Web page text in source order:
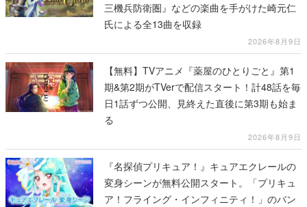
三機兵防衛圏』などの楽曲を手がけた崎元仁
氏による全13曲を収録
2026年8月9日
【無料】TVアニメ『薬屋のひとりごと』第1
期&第2期がTVerで配信スタート！計48話を毎
日1話ずつ公開、見終えた直後に第3期も始ま
る
2026年8月9日
『名探偵プリキュア！』キュアエクレールの
変身シーンが無料公開スタート。「プリキュ
ア！フライング・インフィニティ！」のバン